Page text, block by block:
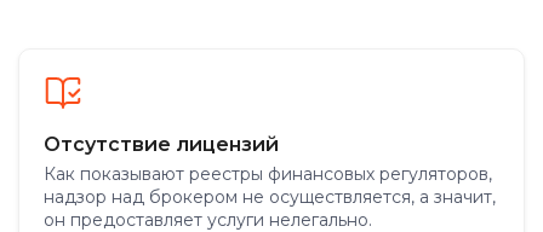
Отсутствие лицензий
Как показывают реестры финансовых регуляторов,
надзор над брокером не осуществляется, а значит,
он предоставляет услуги нелегально.